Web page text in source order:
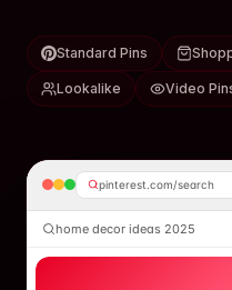
Standard Pins
Lookalike Video
pinterest.com/search
home decor ideas 2025